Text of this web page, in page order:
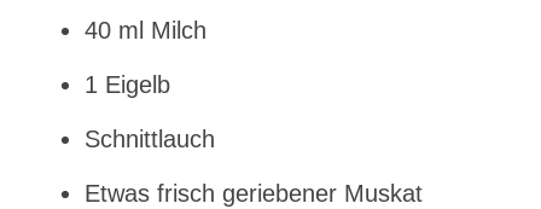
40 ml Milch
1 Eigelb
Schnittlauch
Etwas frisch geriebener Muskat